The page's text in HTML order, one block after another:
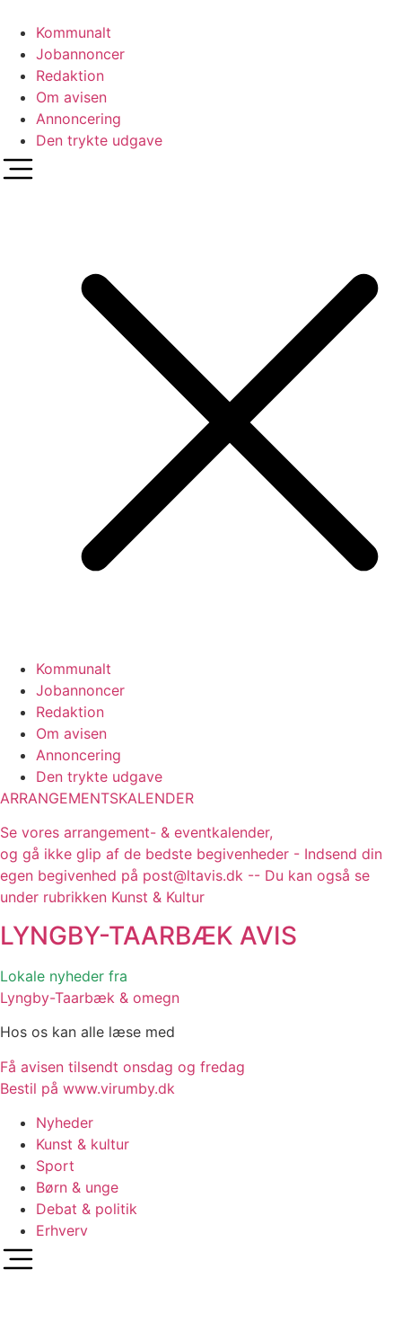
indhold
Kommunalt
Jobannoncer
Redaktion
Om avisen
Annoncering
Den trykte udgave
Kommunalt
Jobannoncer
Redaktion
Om avisen
Annoncering
Den trykte udgave
ARRANGEMENTSKALENDER
Se vores arrangement- & eventkalender,
og gå ikke glip af de bedste begivenheder - Indsend din
egen begivenhed på post@ltavis.dk -- Du kan også se
under rubrikken Kunst & Kultur
LYNGBY-TAARBÆK AVIS
Lokale nyheder fra
Lyngby-Taarbæk & omegn
Hos os kan alle læse med
Få avisen tilsendt onsdag og fredag
Bestil på www.virumby.dk
Nyheder
Kunst & kultur
Sport
Børn & unge
Debat & politik
Erhverv